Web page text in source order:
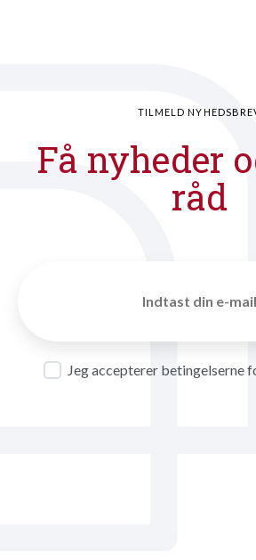
TILMELD
Få nyheder
råd
Jeg accepterer betingelserne